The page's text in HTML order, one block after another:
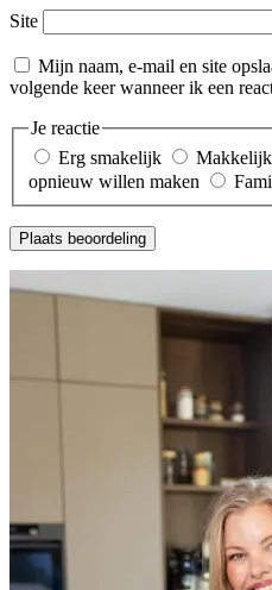
Site
Mijn naam, e-mail en site
volgende keer wanneer ik een
Je reactie
Erg smakelijk
Makkelijk
opnieuw willen maken
Plaats beoordeling